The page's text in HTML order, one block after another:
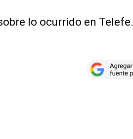
lo ocurrido en